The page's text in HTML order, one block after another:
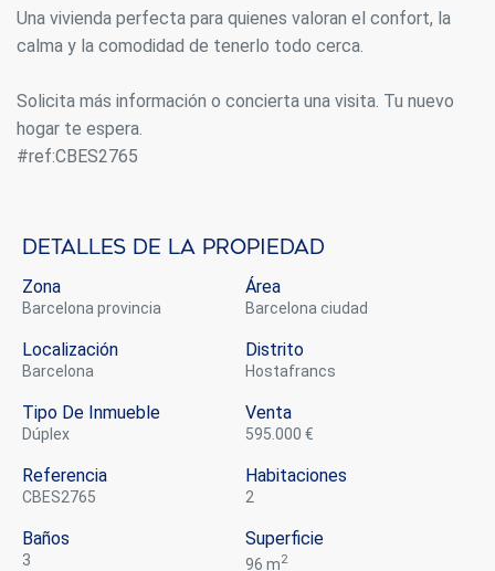
Una vivienda perfecta para quienes valoran el confort, la
calma y la comodidad de tenerlo todo cerca.
Solicita más información o concierta una visita. Tu nuevo
hogar te espera.
#ref:CBES2765
Detalles de la propiedad
Zona
Barcelona provincia
Área
Barcelona ciudad
Localización
Barcelona
Distrito
Hostafrancs
Tipo De Inmueble
dúplex
Venta
595.000 €
Referencia
CBES2765
Habitaciones
2
Baños
3
Superficie
96 m2
Modificar cookies
Este sitio web utiliza Cookies propias para recopilar
información con la finalidad de mejorar nuestros servicios.
instalación de las mismas. El usuario tiene la posibilidad
de configurar su navegador pudiendo, si así lo desea,
impedir que sean instaladas en su disco duro, aunque
dificultades de navegación de la página web.